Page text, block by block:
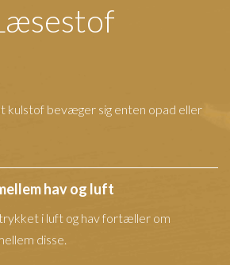
kulstof bevæger sig enten opad eller
hav og luft
i luft og hav fortæller om
disse.